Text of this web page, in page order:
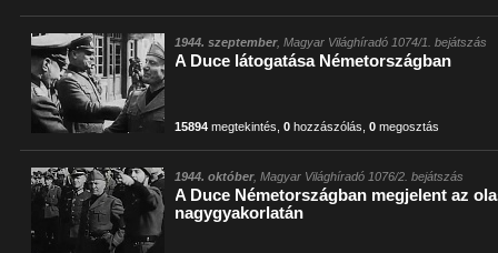
1944. szeptember, Magyar Világhíradó 1074/1. bejátszás
A Duce látogatása Németországban
15894 megtekintés ,0 hozzászólás ,0 megosztás
1944. október, Magyar Világhíradó 1076/2. bejátszás
A Duce Németországban megjelent az
nagygyakorlatán